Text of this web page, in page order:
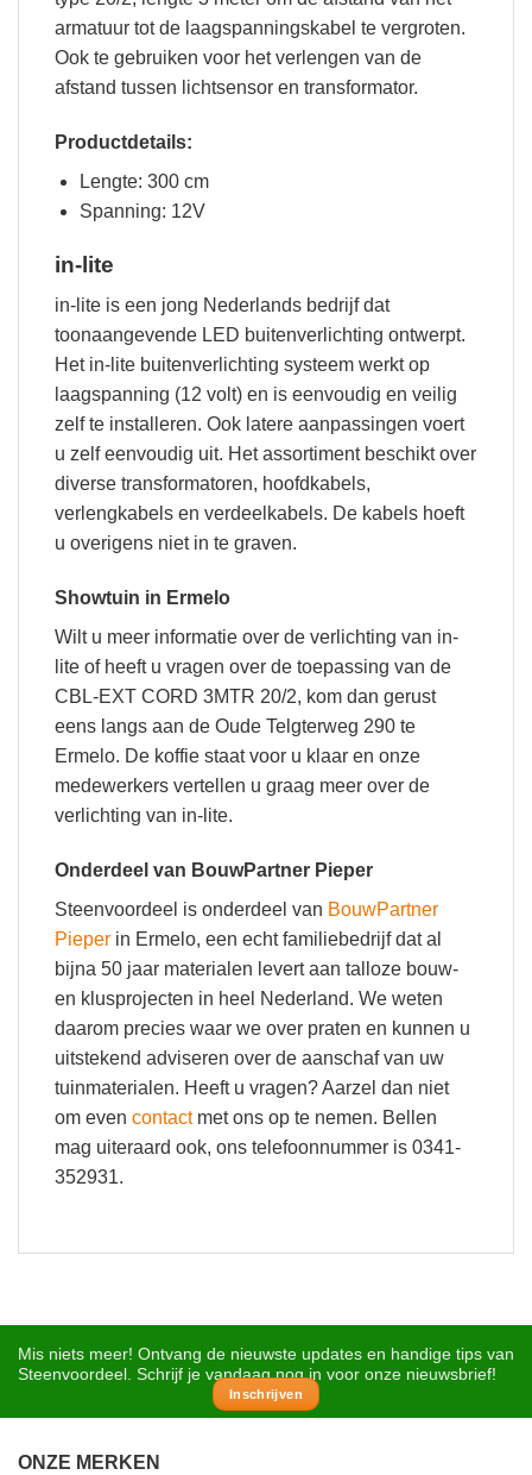
armatuur tot de laagspanningskabel te vergroten.
Ook te gebruiken voor het verlengen van de
afstand tussen lichtsensor en transformator.
Productdetails:
Lengte: 300 cm
Spanning: 12V
in-lite
in-lite is een jong Nederlands bedrijf dat
toonaangevende LED buitenverlichting ontwerpt.
Het in-lite buitenverlichting systeem werkt op
laagspanning (12 volt) en is eenvoudig en veilig
zelf te installeren. Ook latere aanpassingen voert
u zelf eenvoudig uit. Het assortiment beschikt over
diverse transformatoren, hoofdkabels,
verlengkabels en verdeelkabels. De kabels hoeft
u overigens niet in te graven.
Showtuin in Ermelo
Wilt u meer informatie over de verlichting van in-
lite of heeft u vragen over de toepassing van de
CBL-EXT CORD 3MTR 20/2, kom dan gerust
eens langs aan de Oude Telgterweg 290 te
Ermelo. De koffie staat voor u klaar en onze
medewerkers vertellen u graag meer over de
verlichting van in-lite.
Onderdeel van BouwPartner Pieper
Steenvoordeel is onderdeel van BouwPartner
Pieper in Ermelo, een echt familiebedrijf dat al
bijna 50 jaar materialen levert aan talloze bouw-
en klusprojecten in heel Nederland. We weten
daarom precies waar we over praten en kunnen u
uitstekend adviseren over de aanschaf van uw
tuinmaterialen. Heeft u vragen? Aarzel dan niet
om even contactmet ons op te nemen. Bellen
mag uiteraard ook, ons telefoonnummer is 0341-
352931.
Mis niets meer! Ontvang de nieuwste updates en handige tips van
Steenvoordeel. Schrijf je vandaag nog in voor onze nieuwsbrief!
Inschrijven
ONZE MERKEN